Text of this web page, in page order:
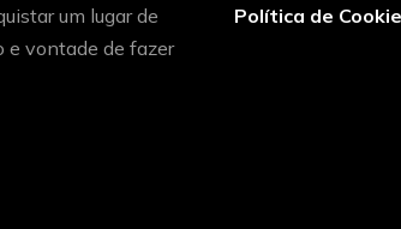
um lugar de
e vontade de fazer
Política de